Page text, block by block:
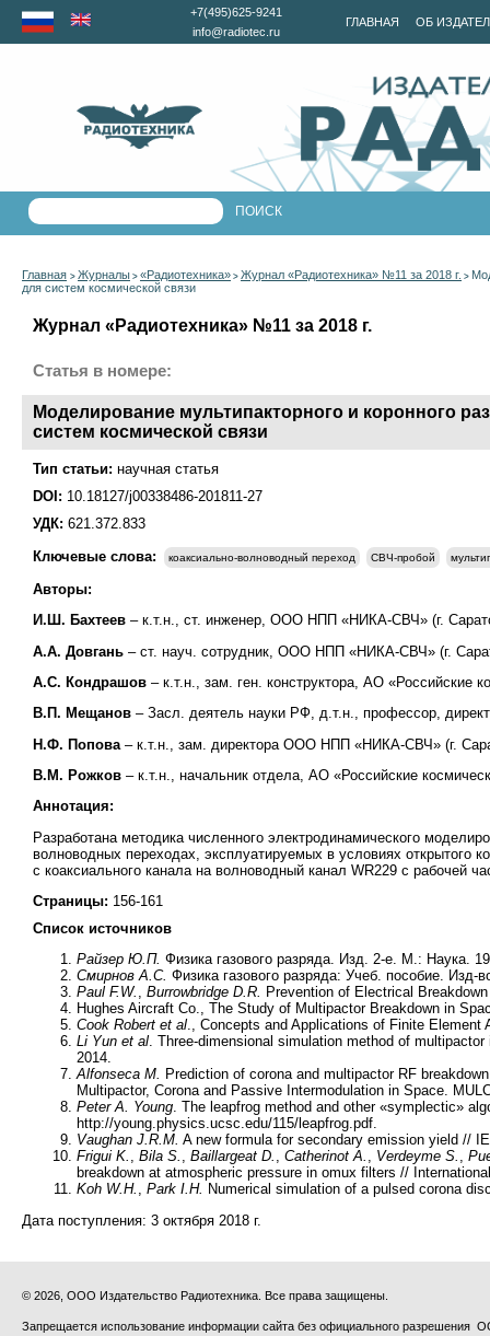
ГЛАВНАЯ ОБ
+7(495)625-9241
info@radiotec.ru
Главная > Журналы > «Радиотехника» > Журнал «Радиотехника» №11 за 2018 г. >
для систем космической связи
Журнал «Радиотехника» №11 за 2018 г.
Статья в номере:
Моделирование мультипакторного и коронного
систем космической связи
Тип статьи: научная статья
DOI: 10.18127/j00338486-201811-27
УДК: 621.372.833
Ключевые слова:
коаксиально-волноводный переход СВЧ-пробой
Авторы:
И.Ш. Бахтеев – к.т.н., ст. инженер, ООО НПП «НИКА-СВЧ» (г.
А.А. Довгань – ст. науч. сотрудник, ООО НПП «НИКА-СВЧ» (г.
А.С. Кондрашов – к.т.н., зам. ген. конструктора, АО «Российские
В.П. Мещанов – Засл. деятель науки РФ, д.т.н., профессор,
Н.Ф. Попова – к.т.н., зам. директора ООО НПП «НИКА-СВЧ» (г.
В.М. Рожков – к.т.н., начальник отдела, АО «Российские
Аннотация:
Разработана методика численного электродинамического
волноводных переходах, эксплуатируемых в условиях открытого
с коаксиального канала на волноводный канал WR229 с рабочей
Страницы: 156-161
Список источников
Райзер Ю.П. Физика газового разряда. Изд. 2-е. М.: Наука.
Смирнов А.С. Физика газового разряда: Учеб. пособие.
Paul F.W. , Burrowbridge D.R. Prevention of Electrical
Hughes Aircraft Co., The Study of Multipactor Breakdown in
Cook Robert et al., Concepts and Applications of Finite
Li Yun et al. Three-dimensional simulation method of
2014.
Alfonseca M. Prediction of corona and multipactor RF
Multipactor, Corona and Passive Intermodulation in Space.
Peter A. Young. The leapfrog method and other «symplectic»
http://young.physics.ucsc.edu/115/leapfrog.pdf.
Vaughan J.R.M. A new formula for secondary emission yield //
Frigui K. , Bila S. , Baillargeat D. , Catherinot A. , Verdeyme S. ,
breakdown at atmospheric pressure in omux filters //
Koh W.H. , Park I.H. Numerical simulation of a pulsed corona
Дата поступления: 3 октября 2018 г.
© 2026, ООО Издательство Радиотехника. Все права защищены.
Запрещается использование информации сайта без официального разрешения